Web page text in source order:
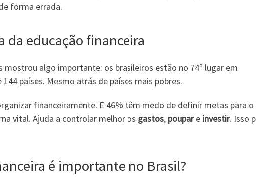
forma errada.
da educação financeira
mostrou algo importante: os brasileiros estão no 74º lugar em
países. Mesmo atrás de países mais pobres.
financeiramente. E 46% têm medo de definir metas para o
vital. Ajuda a controlar melhor os gastos, poupare investir. Isso
é importante no Brasil?